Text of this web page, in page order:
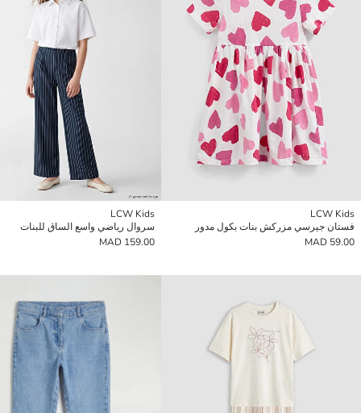
LCW Kids
فستان جيرسي مزركش بنات بكول مدور
59.00 MAD
LCW Kids
سروال رياضي واسع الساق للبنات
159.00 MAD